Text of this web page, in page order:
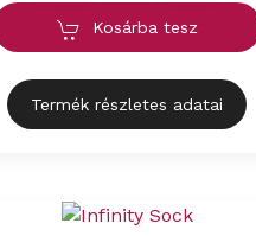
Kosárba tesz
Termék részletes adatai